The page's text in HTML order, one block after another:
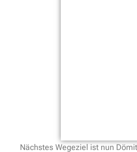
Nächstes Wegeziel ist nun